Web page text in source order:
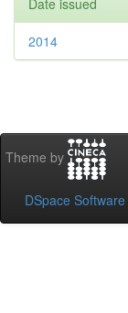
Date issued
2014
Theme by
DSpace Software